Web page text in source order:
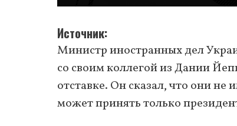
Источник
Министр иностранных дел
со своим коллегой из Дании
отставке. Он сказал, что они
может принять только